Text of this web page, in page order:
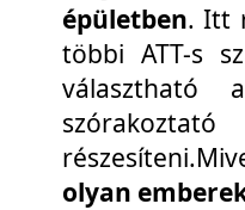
épületben. Itt
többi ATT-s
választható
olyan